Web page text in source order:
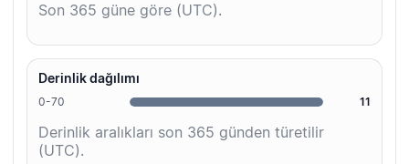
Son 365 güne göre (UTC).
Derinlik dağılımı
0-70 11
Derinlik aralıkları son 365 günden türetilir
(UTC).